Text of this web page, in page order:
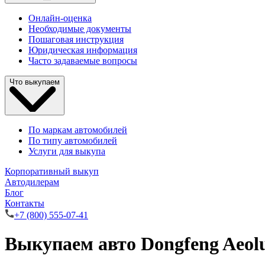
Онлайн-оценка
Необходимые документы
Пошаговая инструкция
Юридическая информация
Часто задаваемые вопросы
Что выкупаем
По маркам автомобилей
По типу автомобилей
Услуги для выкупа
Корпоративный выкуп
Автодилерам
Блог
Контакты
+7 (800) 555-07-41
Выкупаем авто Dongfeng